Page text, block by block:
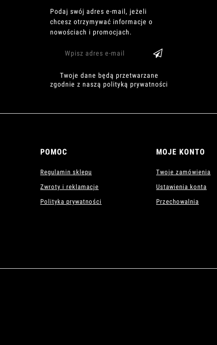
Podaj swój adres e-mail, jeżeli
chcesz otrzymywać informacje o
nowościach i promocjach.
Twoje dane będą przetwarzane
zgodnie z naszą polityką prywatności
POMOC
Regulamin sklepu
Zwroty i reklamacje
Polityka prywatności
MOJE KONTO
Twoje zamówienia
Ustawienia konta
Przechowalnia